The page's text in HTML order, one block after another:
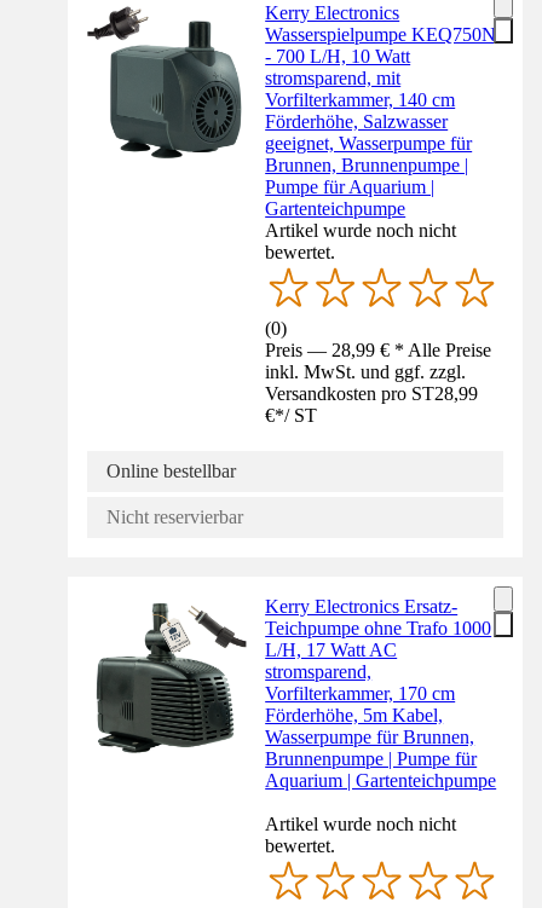
Kerry Electronics
Wasserspielpumpe KEQ750N
- 700 L/H, 10 Watt
stromsparend, mit
Vorfilterkammer, 140 cm
Förderhöhe, Salzwasser
geeignet, Wasserpumpe für
Brunnen, Brunnenpumpe |
Pumpe für Aquarium |
Gartenteichpumpe
Artikel wurde noch nicht
bewertet.
(0)
Preis — 28,99 € * Alle Preise
inkl. MwSt. und ggf. zzgl.
Versandkosten pro ST28,99
€*/ ST
Online bestellbar
Nicht reservierbar
Kerry Electronics Ersatz-
Teichpumpe ohne Trafo 1000
L/H, 17 Watt AC
stromsparend,
Vorfilterkammer, 170 cm
Förderhöhe, 5m Kabel,
Wasserpumpe für Brunnen,
Brunnenpumpe | Pumpe für
Aquarium | Gartenteichpumpe
Artikel wurde noch nicht
bewertet.